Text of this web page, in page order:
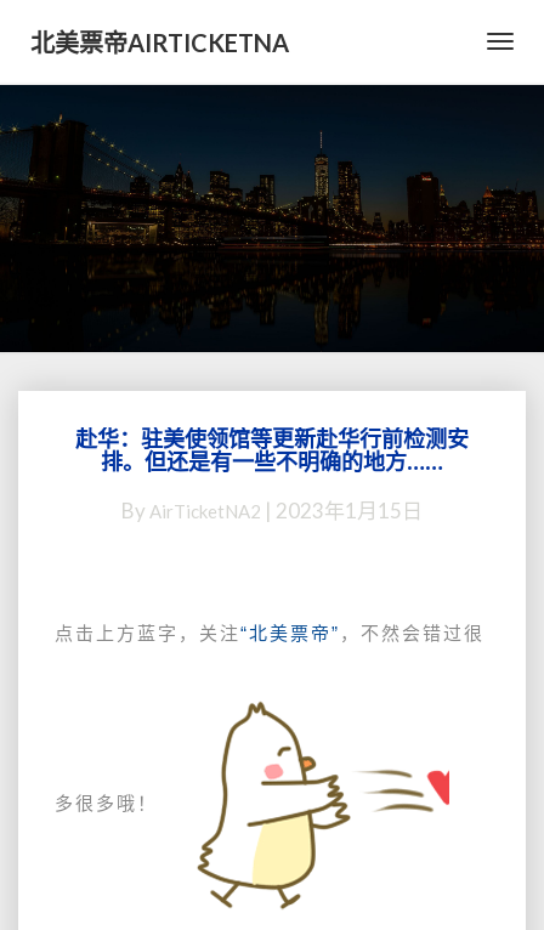
北美票帝AIRTICKETNA
赴
华：
美
等
华
行
前
检
排。
赴华：驻美使领馆等更新赴华行前检测安
排。但还是有一些不明确的地方……
By AirTicketNA2 2023年1月15日
点击上方蓝字，关注“北美票帝” ，不然会错过很
多很多哦！